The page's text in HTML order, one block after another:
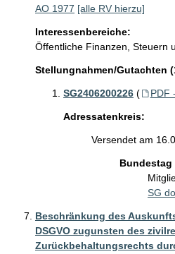
AO 1977 [alle RV hierzu]
Interessenbereiche:
Öffentliche Finanzen, Steuern
Stellungnahmen/Gutachten
SG2406200226 ( PDF
Adressatenkreis:
Versendet am
Bundestag
SG
Beschränkung des
DSGVO zugunsten des
Zurückbehaltungsrechts